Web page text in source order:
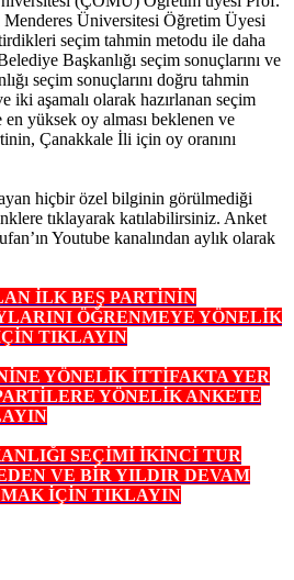
Üniversitesi Öğretim Üyesi
seçim tahmin metodu ile daha
Başkanlığı seçim sonuçlarını ve
seçim sonuçlarını doğru tahmin
iki aşamalı olarak hazırlanan seçim
yüksek oy alması beklenen ve
Çanakkale İli için oy oranını
hiçbir özel bilginin görülmediği
tıklayarak katılabilirsiniz. Anket
Youtube kanalından aylık olarak
İLK BEŞ PARTİNİN
ÖĞRENMEYE YÖNELİK
TIKLAYIN
YÖNELİK İTTİFAKTA YER
YÖNELİK ANKETE
SEÇİMİ İKİNCİ TUR
VE BİR YILDIR DEVAM
İÇİN TIKLAYIN